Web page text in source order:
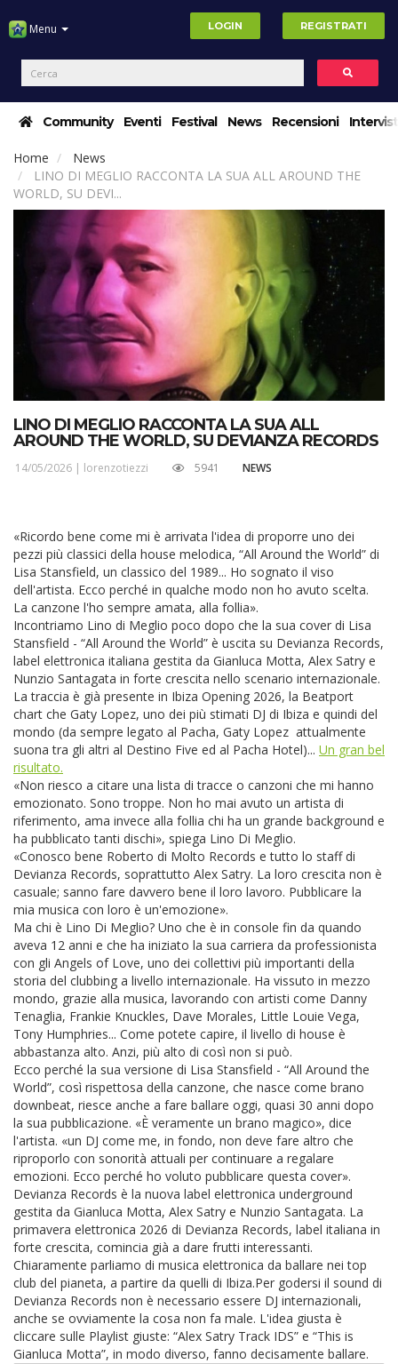
Menu LOGIN REGISTRATI
Community Eventi Festival News Recensioni
Home
News
LINO DI MEGLIO RACCONTA LA SUA ALL AROUND THE
WORLD, SU DEVI...
LINO DI MEGLIO RACCONTA LA SUA ALL
AROUND THE WORLD, SU DEVIANZA RECORDS
14/05/2026 | lorenzotiezzi 5941 NEWS
«Ricordo bene come mi è arrivata l'idea di proporre uno dei
pezzi più classici della house melodica, “All Around the World” di
Lisa Stansfield, un classico del 1989... Ho sognato il viso
dell'artista. Ecco perché in qualche modo non ho avuto scelta.
La canzone l'ho sempre amata, alla follia».
Incontriamo Lino di Meglio poco dopo che la sua cover di Lisa
Stansfield - “All Around the World” è uscita su Devianza Records,
label elettronica italiana gestita da Gianluca Motta, Alex Satry e
Nunzio Santagata in forte crescita nello scenario internazionale.
La traccia è già presente in Ibiza Opening 2026, la Beatport
chart che Gaty Lopez, uno dei più stimati DJ di Ibiza e quindi del
mondo (da sempre legato al Pacha, Gaty Lopez attualmente
suona tra gli altri al Destino Five ed al Pacha Hotel)... Un gran bel
risultato.
«Non riesco a citare una lista di tracce o canzoni che mi hanno
emozionato. Sono troppe. Non ho mai avuto un artista di
riferimento, ama invece alla follia chi ha un grande background e
ha pubblicato tanti dischi», spiega Lino Di Meglio.
«Conosco bene Roberto di Molto Records e tutto lo staff di
Devianza Records, soprattutto Alex Satry. La loro crescita non è
casuale; sanno fare davvero bene il loro lavoro. Pubblicare la
mia musica con loro è un'emozione».
Ma chi è Lino Di Meglio? Uno che è in console fin da quando
aveva 12 anni e che ha iniziato la sua carriera da professionista
con gli Angels of Love, uno dei collettivi più importanti della
storia del clubbing a livello internazionale. Ha vissuto in mezzo
mondo, grazie alla musica, lavorando con artisti come Danny
Tenaglia, Frankie Knuckles, Dave Morales, Little Louie Vega,
Tony Humphries... Come potete capire, il livello di house è
abbastanza alto. Anzi, più alto di così non si può.
Ecco perché la sua versione di Lisa Stansfield - “All Around the
World”, così rispettosa della canzone, che nasce come brano
downbeat, riesce anche a fare ballare oggi, quasi 30 anni dopo
la sua pubblicazione. «È veramente un brano magico», dice
l'artista. «un DJ come me, in fondo, non deve fare altro che
riproporlo con sonorità attuali per continuare a regalare
emozioni. Ecco perché ho voluto pubblicare questa cover».
Devianza Records è la nuova label elettronica underground
gestita da Gianluca Motta, Alex Satry e Nunzio Santagata. La
primavera elettronica 2026 di Devianza Records, label italiana in
forte crescita, comincia già a dare frutti interessanti.
Chiaramente parliamo di musica elettronica da ballare nei top
club del pianeta, a partire da quelli di Ibiza.Per godersi il sound di
Devianza Records non è necessario essere DJ internazionali,
anche se ovviamente la cosa non fa male. L'idea giusta è
cliccare sulle Playlist giuste: “Alex Satry Track IDS” e “This is
Gianluca Motta”, in modo diverso, fanno decisamente ballare.